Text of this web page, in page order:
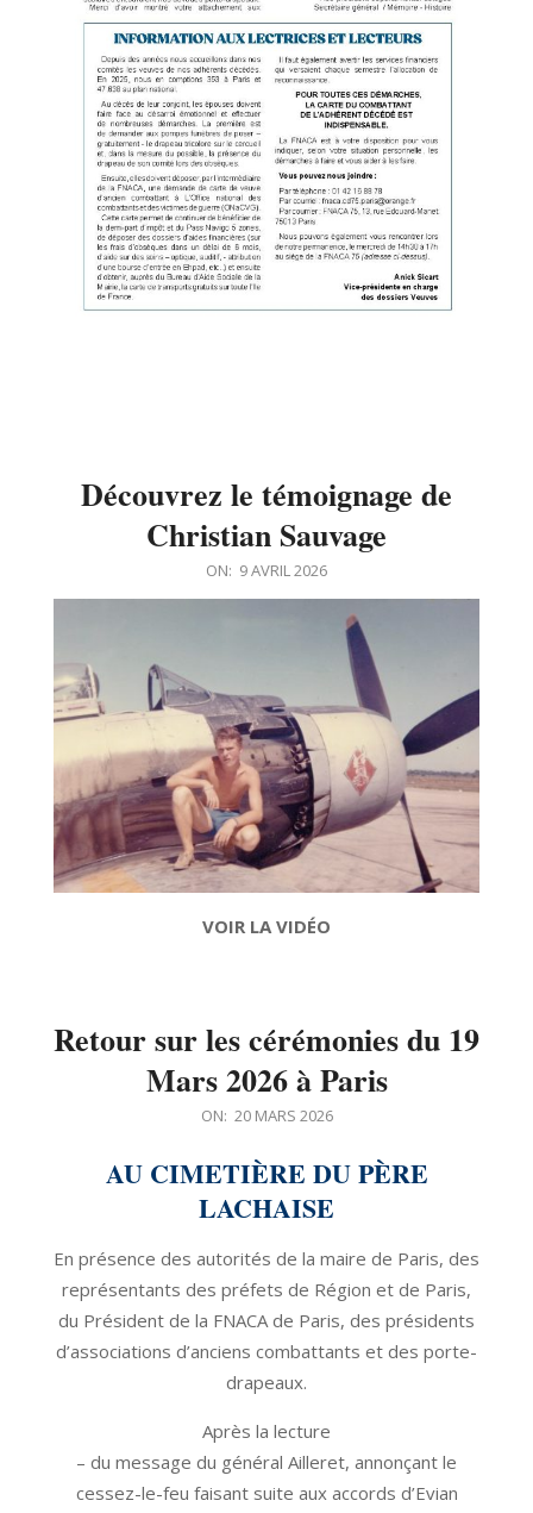
Découvrez le témoignage de
Christian Sauvage
04-
ON: 9 AVRIL 2026
VOIR LA VIDÉO
Retour sur les cérémonies du 19
Mars 2026 à Paris
ON: 20 MARS 2026
AU CIMETIÈRE DU PÈRE
LACHAISE
En présence des autorités de la maire de Paris, des
représentants des préfets de Région et de Paris,
du Président de la FNACA de Paris, des présidents
d’associations d’anciens combattants et des porte-
drapeaux.
Après la lecture
– du message du général Ailleret, annonçant le
cessez-le-feu faisant suite aux accords d’Evian